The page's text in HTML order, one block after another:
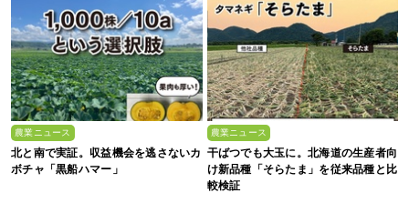
農業ニュース
北と南で実証。収益機会を逃さないカ
ボチャ「黒船ハマー」
農業ニュース
干ばつでも大玉に。北海道の生産者向
け新品種「そらたま」を従来品種と比
較検証